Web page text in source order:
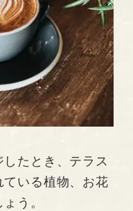
たとき、テラス
いる植物、お花
う。